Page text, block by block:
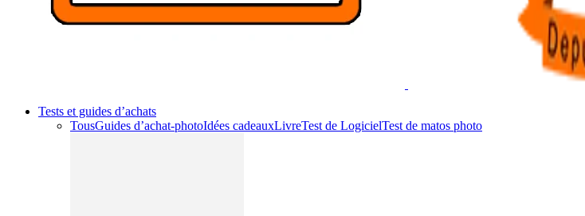
Tests et guides d’achats
TousGuides d’achat-photoIdées cadeauxLivreTest de LogicielTest de matos photo